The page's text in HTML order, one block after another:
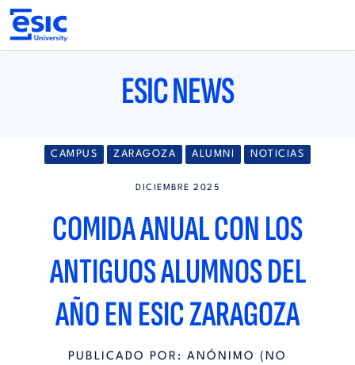
Pasar
contenido
ESIC NEWS
CAMPUS ZARAGOZA ALUMNI NOTICIAS
DICIEMBRE 2025
COMIDA ANUAL CON LOS
ANTIGUOS ALUMNOS DEL
AÑO EN ESIC ZARAGOZA
PUBLICADO POR: ANÓNIMO (NO